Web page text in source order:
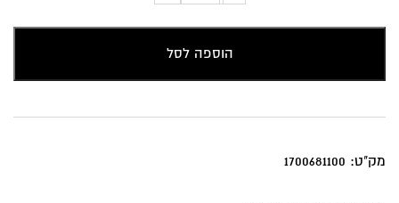
נוי
פרחים
הוספה לסל
מק"ט: 1700681100